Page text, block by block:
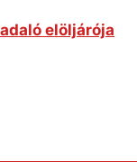
elöljárója